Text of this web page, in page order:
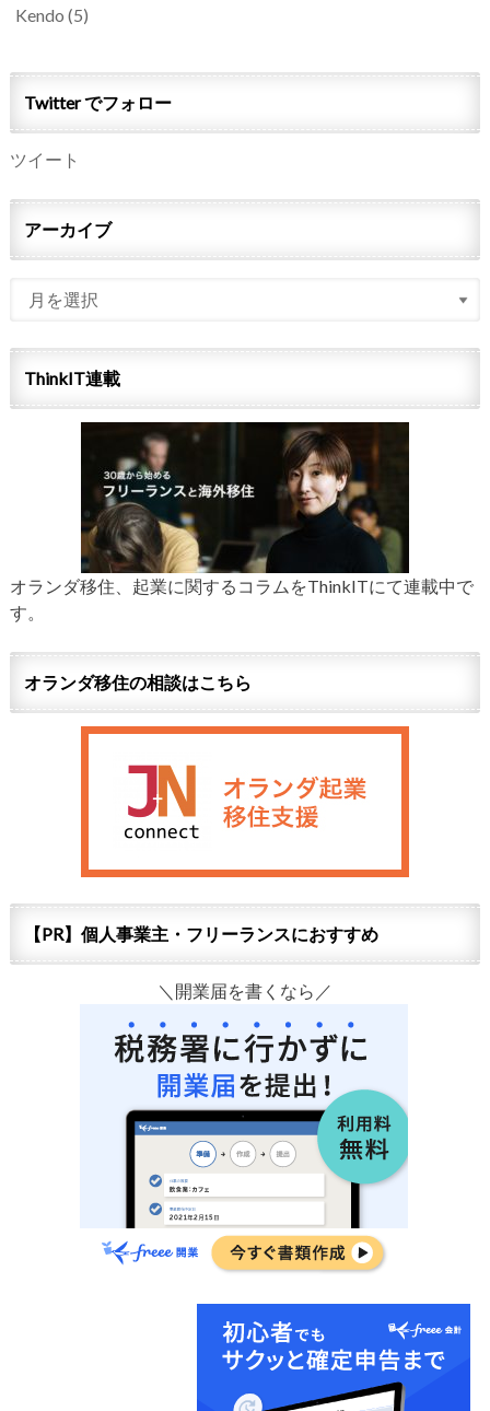
Kendo (5)
Twitter でフォロー
ツイート
アーカイブ
ThinkIT連載
オランダ移住、起業に関するコラムをThinkITにて連載中で
す。
オランダ移住の相談はこちら
【PR】個人事業主・フリーランスにおすすめ
＼開業届を書くなら／